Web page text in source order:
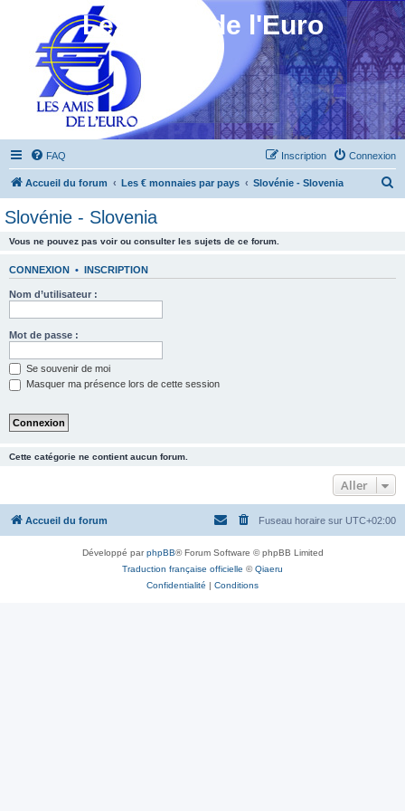
Les Amis de l'Euro
FAQ Connexion
Inscription
Accueil du forum Les € monnaies par pays Slovénie - Slovenia
Slovénie - Slovenia
Vous ne pouvez pas voir ou consulter les sujets de ce forum.
CONNEXION • INSCRIPTION
Nom d’utilisateur :
Mot de passe :
Se souvenir de moi
Masquer ma présence lors de cette session
Cette catégorie ne contient aucun forum.
Aller
Accueil du forum Fuseau horaire sur UTC+02:00
Développé parphpBB® Forum Software © phpBB Limited
Traduction française officielle ©Qiaeru
Confidentialité | Conditions